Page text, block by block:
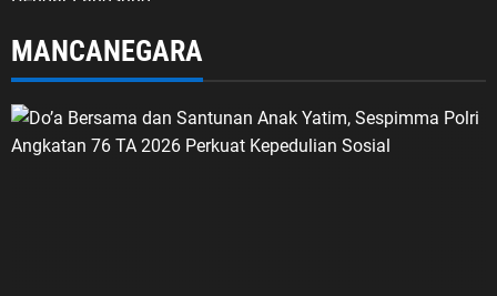
MANCANEGARA